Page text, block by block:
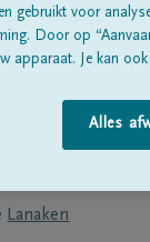
op
Lanaken
gebruikt voor
Door op
apparaat. Je kan ook
Alles